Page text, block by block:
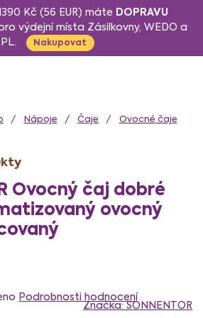
Kč (56 EUR) máte DOPRAVU
výdejní místa Zásilkovny, WEDO a
Nakupovat
Nápoje Čaje Ovocné čaje
Ovocný čaj dobré
ovocný
Podrobnosti hodnocení
Značka:SONNENTOR